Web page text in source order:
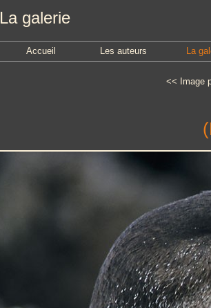
La galerie
Accueil Les auteurs La
<< Image